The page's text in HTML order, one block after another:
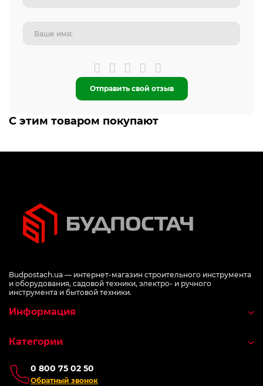
Отправить свой отзыв
С этим товаром покупают
Budpostach.ua — интернет-магазин строительного инструмента
и оборудования, садовой техники, электро- и ручного
инструмента и бытовой техники.
0 800 75 02 50
Обратный звонок
Информация
Категории